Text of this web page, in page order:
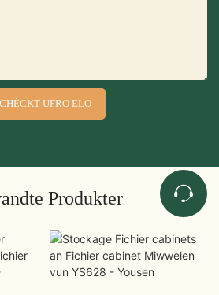
UFRO ELO
Produkter